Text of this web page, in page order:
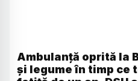
Ambulanță oprită la
și legume în timp ce